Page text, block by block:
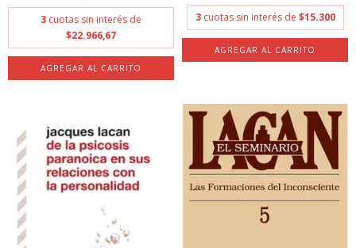
3 cuotas sin interés de
$22.966,67
3 cuotas sin interés de $15.300